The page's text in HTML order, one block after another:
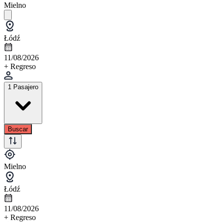
Mielno
Łódź
11/08/2026
+ Regreso
1 Pasajero
Buscar
Mielno
Łódź
11/08/2026
+ Regreso